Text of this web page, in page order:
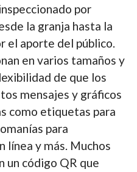
por
la granja hasta la
el aporte del público.
en varios tamaños y
de que los
mensajes y gráficos
como etiquetas para
para
línea y más. Muchos
un código QR que